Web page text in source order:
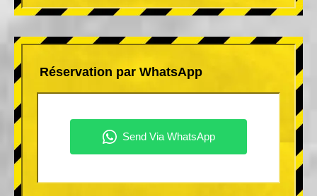
Réservation par WhatsApp